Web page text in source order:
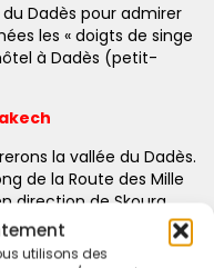
utilisons des
les « doigts de singe
à Dadès (petit-
de la Route des Mille
direction de Skoura.
visiterons également